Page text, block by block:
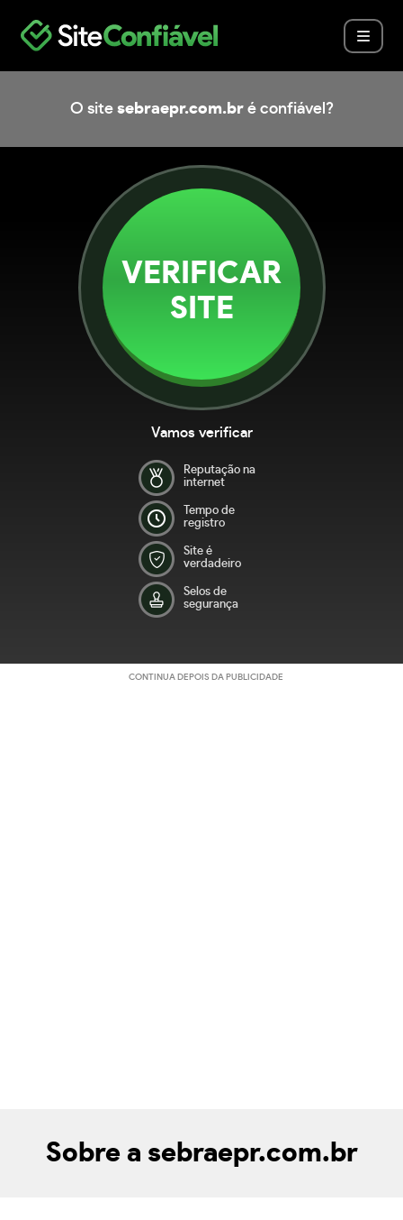
O site sebraepr.com.bré confiável?
VERIFICAR
SITE
Vamos verificar
Reputação na
internet
Tempo de
registro
Site é
verdadeiro
Selos de
segurança
CONTINUA DEPOIS DA PUBLICIDADE
Sobre a sebraepr.com.br